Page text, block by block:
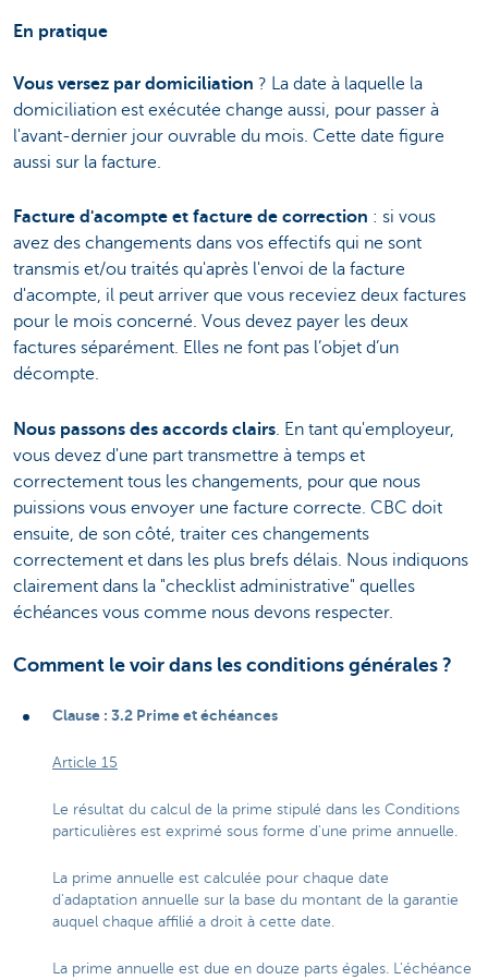
En pratique
Vous versez par domiciliation ? La date à laquelle la
domiciliation est exécutée change aussi, pour passer à
l'avant-dernier jour ouvrable du mois. Cette date figure
aussi sur la facture.
Facture d'acompte et facture de correction : si vous
avez des changements dans vos effectifs qui ne sont
transmis et/ou traités qu'après l'envoi de la facture
d'acompte, il peut arriver que vous receviez deux factures
pour le mois concerné. Vous devez payer les deux
factures séparément. Elles ne font pas l’objet d’un
décompte.
Nous passons des accords clairs. En tant qu'employeur,
vous devez d'une part transmettre à temps et
correctement tous les changements, pour que nous
puissions vous envoyer une facture correcte. CBC doit
ensuite, de son côté, traiter ces changements
correctement et dans les plus brefs délais. Nous indiquons
clairement dans la "checklist administrative" quelles
échéances vous comme nous devons respecter.
Comment le voir dans les conditions générales ?
Clause : 3.2 Prime et échéances
Article 15
Le résultat du calcul de la prime stipulé dans les Conditions
particulières est exprimé sous forme d'une prime annuelle.
La prime annuelle est calculée pour chaque date
d'adaptation annuelle sur la base du montant de la garantie
auquel chaque affilié a droit à cette date.
La prime annuelle est due en douze parts égales. L'échéance